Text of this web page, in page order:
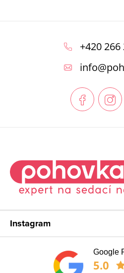
+420 266
info@
Instagram
Google
5.0